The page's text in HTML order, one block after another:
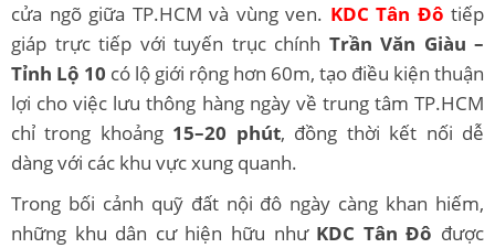
cửa ngõ giữa TP.HCM và vùng ven. KDC Tân Đô tiếp
giáp trực tiếp với tuyến trục chính Trần Văn Giàu –
Tỉnh Lộ 10 có lộ giới rộng hơn 60m, tạo điều kiện thuận
lợi cho việc lưu thông hàng ngày về trung tâm TP.HCM
chỉ trong khoảng 15–20 phút, đồng thời kết nối dễ
dàng với các khu vực xung quanh.
Trong bối cảnh quỹ đất nội đô ngày càng khan hiếm,
những khu dân cư hiện hữu như KDC Tân Đô được